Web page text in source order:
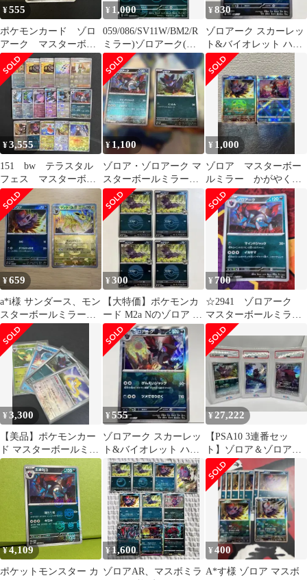
¥555
ポケモンカード ゾロ
アーク マスターボー
ルミラー bw
¥ 1,000
059/086/SV11W/BM2/R
ミラー)ゾロアーク(マ
スターボール柄)
¥830
ゾロアーク スカーレッ
ト&バイオレット ハイ
クラスパック マスター
ボールミラー
¥3,555
151 bw テラスタル
フェス マスターボー
ルミラー 17枚 まと
め売り
¥1,100
ゾロア・ゾロアーク マ
スターボールミラーセ
ット
¥ 1,000
ゾロア マスターボー
ルミラー かがやくゲ
ッコウガ 2枚セット
¥659
a*i様 サンダース、モン
スターボールミラー
おまけ（ゾロアマス
ボ）
¥300
【大特価】ポケモンカ
ード M2a Nのゾロア ボ
ールミラー 4枚
¥ 700
☆2941 ゾロアーク
マスターボールミラ
ー 059/086
¥3,300
【美品】ポケモンカー
ド マスターボールミラ
ー 4枚セット（ジラー
チ、リーフィア他
¥555
ゾロアーク スカーレッ
ト&バイオレット ハイ
クラスパック マスター
ボールミラー
¥27,222
【PSA10 3連番セッ
ト】ゾロア＆ゾロアー
ク ホワイトフレア収録
¥4,109
ポケットモンスター カ
¥1,600
ゾロアAR、マスボミラ
¥400
A*す様 ゾロア マスボ